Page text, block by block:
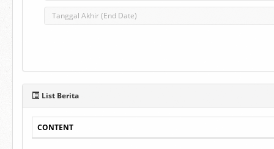
List Berita
CONTENT